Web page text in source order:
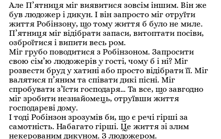
Але П’ятниця міг виявитися зовсім іншим. Він же
був людожер і дикун. І він запросто міг отруїти
життя Робінзону, що тому життя б було не миле.
П’ятниця міг відібрати запаси, витоптати посіви,
озброїтися і випити весь ром.
Міг грубо поводитися з Робінзоном. Запросити
свою сім’ю людожерів у гості, чому б і ні? Міг
розвести бруд у хатині або просто відібрати її. Міг
валятися п’яним та співати дикі пісні. Міг
спробувати з’їсти господаря… Та все, що завгодно
міг зробити незнайомець, отруївши життя
господареві дому.
І тоді Робінзон зрозумів би, що є речі гірші за
самотність. Набагато гірші. Це життя зі злим
некерованим дикуном. З людожером.